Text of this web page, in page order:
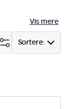
Vis mere
Sortere: